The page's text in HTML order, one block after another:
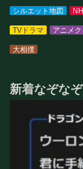
シルエット地図
TVドラマ アニメ
大相撲
新着なぞなぞ